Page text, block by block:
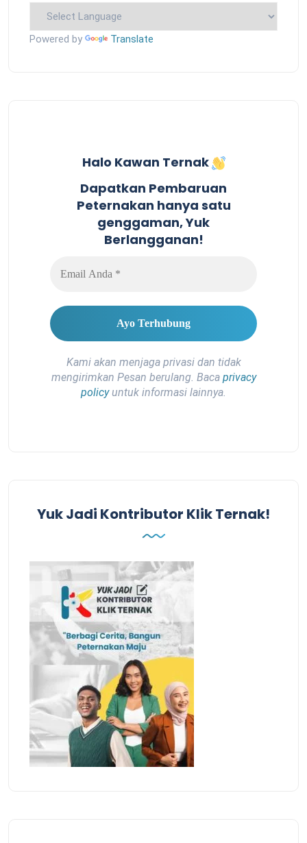
Powered by Translate
Halo Kawan Ternak
Dapatkan Pembaruan
Peternakan hanya satu
genggaman, Yuk
Berlangganan!
Kami akan menjaga privasi dan tidak
mengirimkan Pesan berulang. Baca privacy
policyuntuk informasi lainnya.
Yuk Jadi Kontributor Klik Ternak!